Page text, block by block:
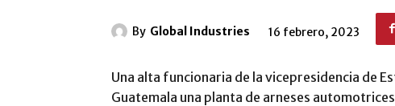
By Global Industries 16 febrero, 2023
Una alta funcionaria de la vicepresidencia de
Guatemala una planta de arneses